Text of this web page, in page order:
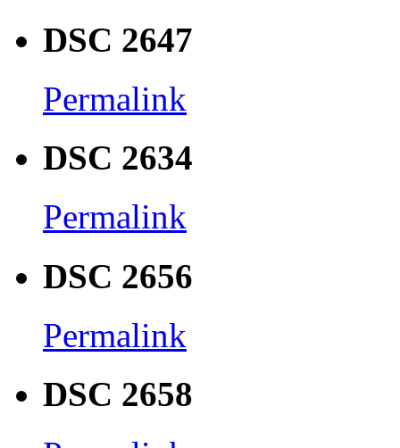
DSC 2647
Permalink
DSC 2634
Permalink
DSC 2656
Permalink
DSC 2658